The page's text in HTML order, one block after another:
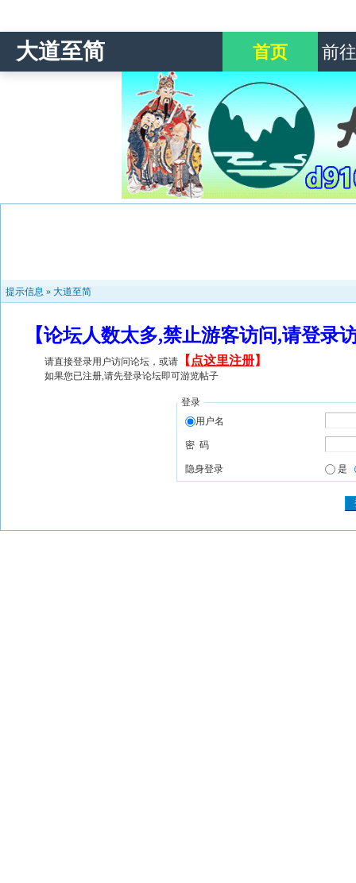
大道至简 首页 前
提示信息 » 大道至简
【论坛人数太多,禁止游客访问,请登
请直接登录用户访问论坛，或请 【 点这里注册】
如果您已注册,请先登录论坛即可游览帖子
登录
用户名
密 码
隐身登录 是